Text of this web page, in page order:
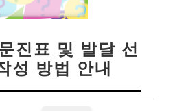
진표 및 발달 선
성 방법 안내